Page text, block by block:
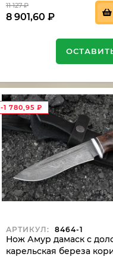
11 127₽
8 901,60 ₽
-1 780,95 ₽
АРТИКУЛ: 8464-1
Нож Амур дамаск с
карельская береза